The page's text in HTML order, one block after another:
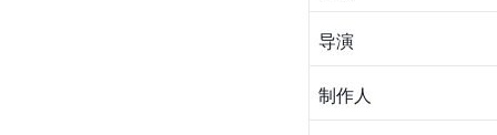
导演
制作人